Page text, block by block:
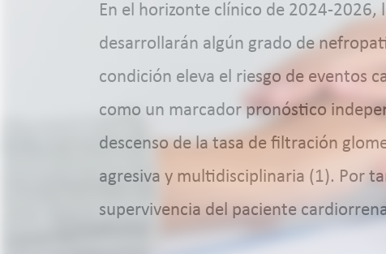
En el horizonte clínico de 2024-2026,
desarrollarán algún grado de
condición eleva el riesgo de eventos
como un marcador pronóstico
descenso de la tasa de filtración
agresiva y multidisciplinaria (1). Por
supervivencia del paciente